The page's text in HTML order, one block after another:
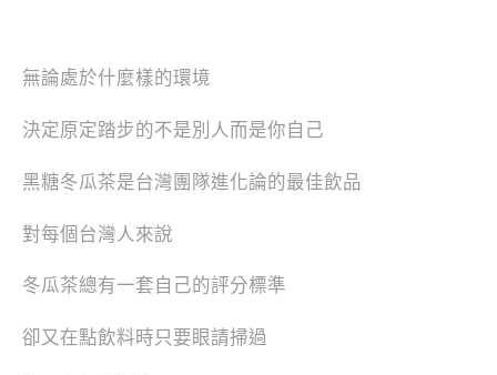
無論處於什麼樣的環境
決定原定踏步的不是別人而是你自己
黑糖冬瓜茶是台灣團隊進化論的最佳飲品
對每個台灣人來說
冬瓜茶總有一套自己的評分標準
卻又在點飲料時只要眼請掃過